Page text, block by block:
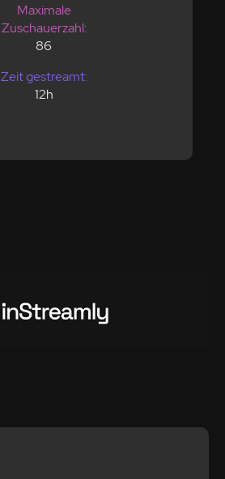
Maximale
Zuschauerzahl:
86
Zeit gestreamt:
12h